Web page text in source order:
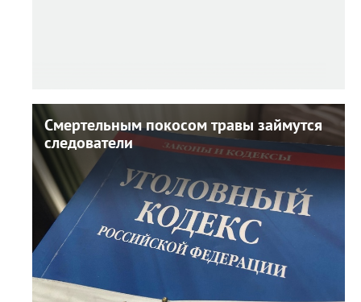
Смертельным покосом травы займутся
следователи
Смертельным покосом травы займутся
следователи
6 августа 2026 г. 14:31
Липецкий пенсионер стал фигурантом дела о
причинении смерти по неосторожности.